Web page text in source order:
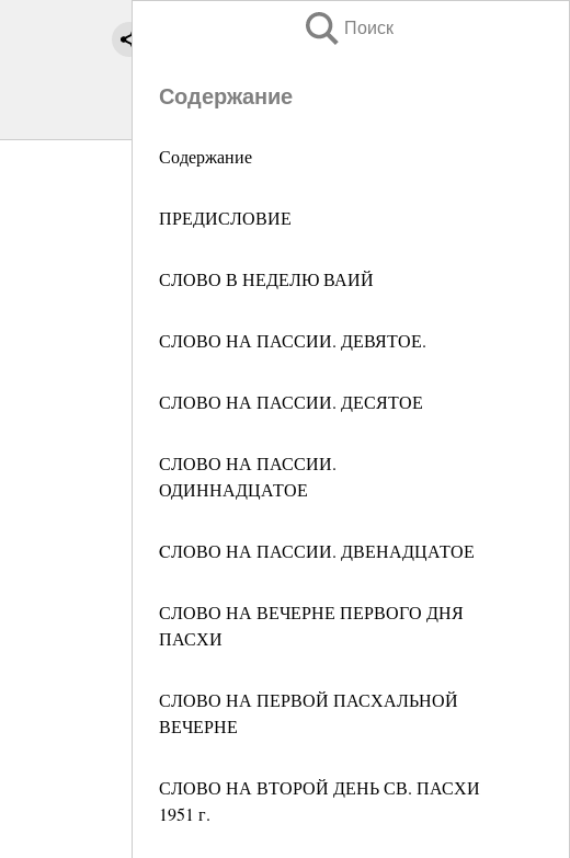
Поиск
Содержание
Содержание
ПРЕДИСЛОВИЕ
СЛОВО В НЕДЕЛЮ ВАИЙ
СЛОВО НА ПАССИИ. ДЕВЯТОЕ.
СЛОВО НА ПАССИИ. ДЕСЯТОЕ
СЛОВО НА ПАССИИ.
ОДИННАДЦАТОЕ
CЛОВО НА ПАССИИ. ДВЕНАДЦАТОЕ
СЛОВО НА ВЕЧЕРНЕ ПЕРВОГО ДНЯ
ПАСХИ
СЛОВО НА ПЕРВОЙ ПАСХАЛЬНОЙ
ВЕЧЕРНЕ
СЛОВО НА ВТОРОЙ ДЕНЬ СВ. ПАСХИ
1951 г.